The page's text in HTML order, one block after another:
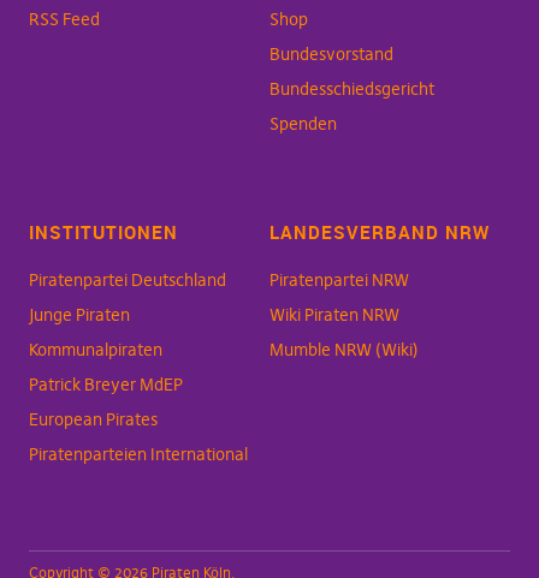
RSS Feed
Shop
Bundesvorstand
Bundesschiedsgericht
Spenden
INSTITUTIONEN
Piratenpartei Deutschland
Junge Piraten
Kommunalpiraten
Patrick Breyer MdEP
European Pirates
Piratenparteien International
LANDESVERBAND NRW
Piratenpartei NRW
Wiki Piraten NRW
Mumble NRW (Wiki)
Copyright © 2026 Piraten Köln